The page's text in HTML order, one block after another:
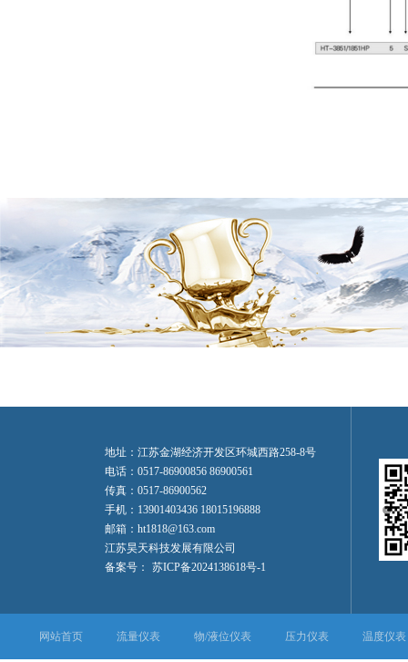
地址：江苏金湖经济开发区环城西路258-8号
电话：0517-86900856 86900561
传真：0517-86900562
手机：13901403436 18015196888
邮箱：ht1818@163.com
江苏昊天科技发展有限公司
备案号：
苏ICP备2024138618号-1
网站首页 流量仪表 物/液位仪表 压力仪表 温度仪表